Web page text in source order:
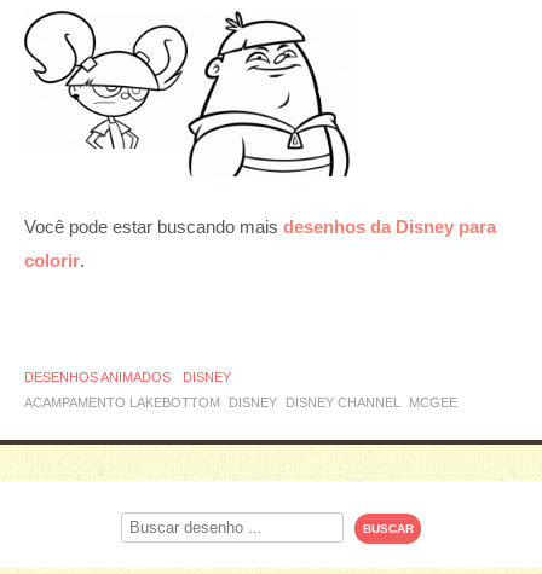
Você pode estar buscando mais desenhos da Disney para
colorir.
DESENHOS ANIMADOS
DISNEY
ACAMPAMENTO LAKEBOTTOM
DISNEY DISNEY CHANNEL MCGEE
Procurar